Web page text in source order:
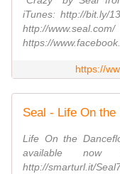
iTunes: http://bit.ly/
http://
https://
https://
Seal - Life On the
Life On the
available now
http://smarturl.it/